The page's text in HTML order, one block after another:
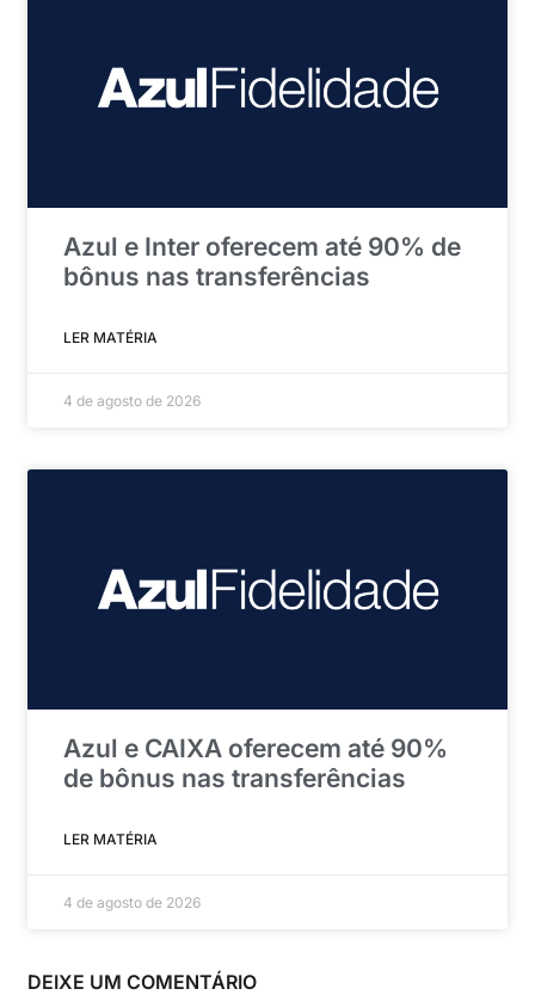
Azul e Inter oferecem até 90% de
bônus nas transferências
LER MATÉRIA
4 de agosto de 2026
Azul e CAIXA oferecem até 90%
de bônus nas transferências
LER MATÉRIA
4 de agosto de 2026
DEIXE UM COMENTÁRIO